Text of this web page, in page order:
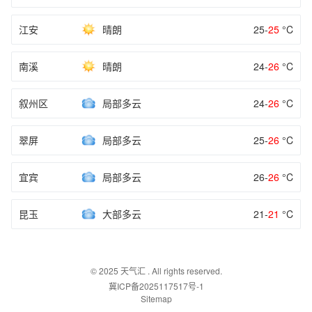
江安 晴朗 25-25 °C
南溪 晴朗 24-26 °C
叙州区 局部多云 24-26 °C
翠屏 局部多云 25-26 °C
宜宾 局部多云 26-26 °C
昆玉 大部多云 21-21 °C
© 2025 天气汇. All rights reserved.
冀ICP备2025117517号-1
Sitemap